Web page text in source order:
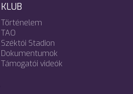
KLUB
Történelem
TAO
Széktói Stadion
Dokumentumok
Támogatói videók